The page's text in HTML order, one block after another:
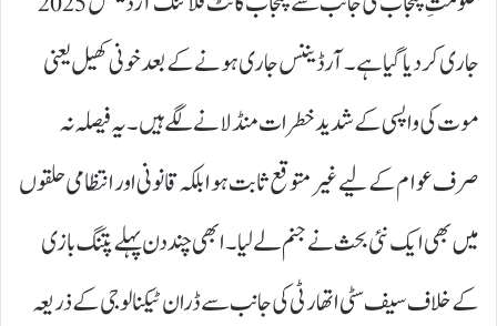
جاری کر دیا گیا ہے۔ آرڈیننس جاری ہونے کے بعد خونی کھیل یعنی
موت کی واپسی کے شدید خطرات منڈلانے لگے ہیں۔ یہ فیصلہ نہ
صرف عوام کے لیے غیر متوقع ثابت ہوا بلکہ قانونی اور انتظامی حلقوں
میں بھی ایک نئی بحث نے جنم لے لیا۔ ابھی چند دن پہلے پتنگ بازی
کے خلاف سیف سٹی اتھارٹی کی جانب سے ڈران ٹیکنالوجی کے ذریعہ